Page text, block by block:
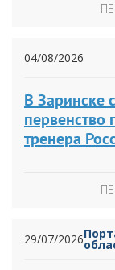
04/08/2026
В Заринске
первенство
тренера
29/07/2026